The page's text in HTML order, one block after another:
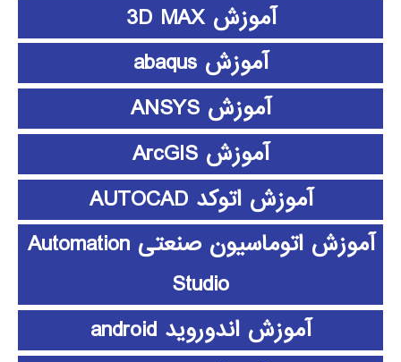
آموزش 3D MAX
آموزش abaqus
آموزش ANSYS
آموزش ArcGIS
آموزش اتوکد AUTOCAD
آموزش اتوماسیون صنعتی Automation
Studio
آموزش اندوروید android